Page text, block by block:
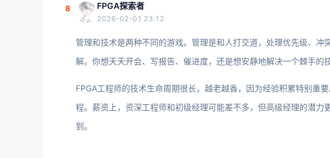
8 FPGA探索者
2026-02-01 23:12
管理和技术是两种不同的游戏。管理是和人打交道，处理优先级、
解。你想天天开会、写报告、催进度，还是想安静地解决一个棘手的
FPGA工程师的技术生命周期很长，越老越香，因为经验积累特别重
程。薪资上，资深工程师和初级经理可能差不多，但高级经理的潜
到。